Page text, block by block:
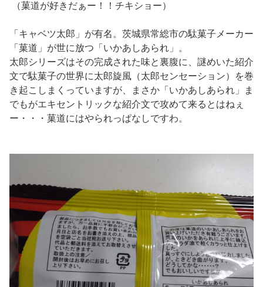
（菓道が好きだぁー！！チキショー）
「キャベツ太郎」が有名。茨城県常総市の駄菓子メーカー
「菓道」が世に放つ「いかあしあられ」。
太郎シリーズはその完成された味と裏腹に、謎めいた紹介
文で駄菓子の世界に太郎旋風（太郎センセーション）を巻
き起こしまくっていますが、まさか「いかあしあられ」ま
でもがエキセントリックな紹介文で攻めて来るとはねぇ
ー・・・菓道にはやられっぱなしですわ。